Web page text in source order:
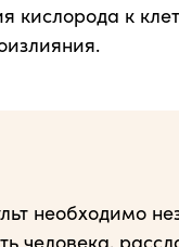
кислорода к
необходимо
человека,